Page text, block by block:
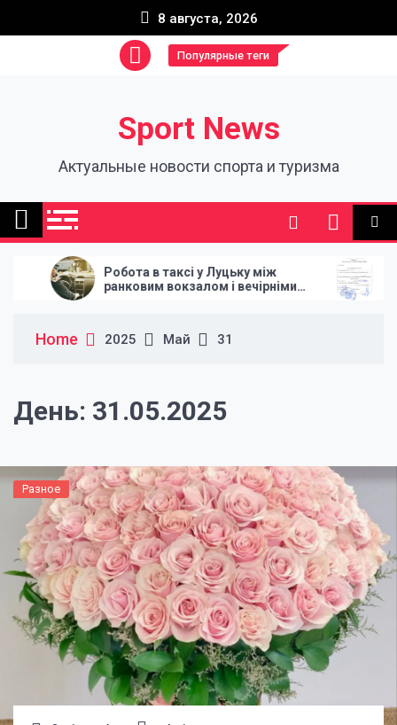
8 августа, 2026
Популярные теги
Sport News
Актуальные новости спорта и туризма
Робота в таксі у Луцьку між
ранковим вокзалом і вечірніми
поверненнями
Home 2025 Май 31
День: 31.05.2025
Разное